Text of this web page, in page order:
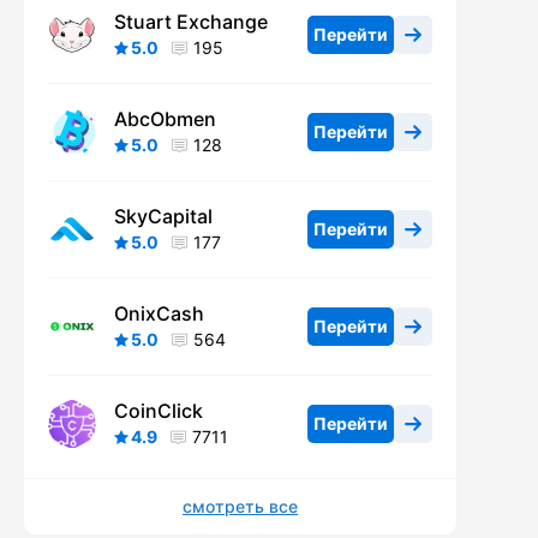
Stuart Exchange
5.0 195
Перейти
AbcObmen
5.0 128
Перейти
SkyCapital
5.0 177
Перейти
OnixCash
5.0 564
Перейти
CoinClick
4.9 7711
Перейти
смотреть все